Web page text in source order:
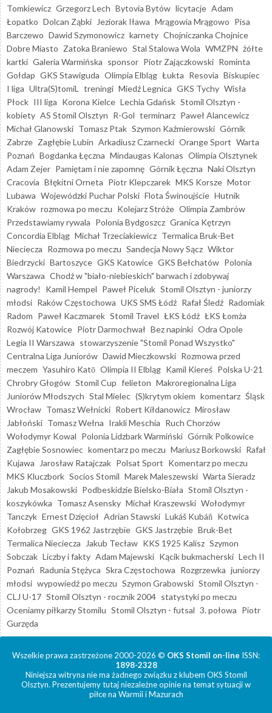
Tomkiewicz Grzegorz Lech Bytovia Bytów licytacje Adam
Łopatko Dolcan Ząbki Jeziorak Iława Mrągowia Mrągowo Pisa
Barczewo Dawid Szymonowicz karnety Chojniczanka Chojnice
Dobre Miasto Zatoka Braniewo Stal Stalowa Wola WMZPN żółte
kartki Galeria Warmińska sponsor Piotr Zajączkowski Rominta
Gołdap GKS Stawiguda Olimpia Elbląg Łukta Resovia Biskupiec
I liga Ultra(S)tomiL treningi Miedź Legnica GKS Tychy Wisła
Płock III liga Korona Kielce Lechia Gdańsk Stomil Olsztyn -
kobiety AS Stomil Olsztyn R-Gol terminarz Paweł Alancewicz
Michał Glanowski Tomasz Ptak Szymon Kaźmierowski Górnik
Zabrze Zagłębie Lubin Arkadiusz Czarnecki Orange Sport Warta
Poznań Bogdanka Łęczna Mindaugas Kalonas Olimpia Olsztynek
Adam Zejer Pamiętam i nie zapomnę Górnik Łęczna Naki Olsztyn
Cracovia Błękitni Orneta Piotr Klepczarek MKS Korsze Motor
Lubawa Wojewódzki Puchar Polski Flota Świnoujście Hutnik
Kraków rozmowa po meczu Kolejarz Stróże Olimpia Zambrów
Przedstawiamy rywala Polonia Bydgoszcz Granica Kętrzyn
Concordia Elbląg Michał Trzeciakiewicz Termalica Bruk-Bet
Nieciecza Rozmowa po meczu Sandecja Nowy Sącz Wiktor
Biedrzycki Bartoszyce GKS Katowice GKS Bełchatów Polonia
Warszawa Chodź w "biało-niebieskich" barwach i zdobywaj
nagrody!
Kamil Hempel Paweł Piceluk Stomil Olsztyn - juniorzy
młodsi Raków Częstochowa UKS SMS Łódź Rafał Śledź Radomiak
Radom Paweł Kaczmarek Stomil Travel ŁKS Łódź ŁKS Łomża
Rozwój Katowice Piotr Darmochwał Bez napinki Odra Opole
Legia II Warszawa stowarzyszenie "Stomil Ponad Wszystko"
Centralna Liga Juniorów Dawid Mieczkowski Rozmowa przed
meczem Yasuhiro Katō Olimpia II Elbląg Kamil Kiereś Polska U-21
Chrobry Głogów Stomil Cup felieton Makroregionalna Liga
Juniorów Młodszych Stal Mielec (S)krytym okiem komentarz Śląsk
Wrocław Tomasz Wełnicki Robert Kiłdanowicz Mirosław
Jabłoński Tomasz Wełna Irakli Meschia Ruch Chorzów
Wołodymyr Kowal Polonia Lidzbark Warmiński Górnik Polkowice
Zagłębie Sosnowiec komentarz po meczu Mariusz Borkowski Rafał
Kujawa
Jarosław Ratajczak Polsat Sport Komentarz po meczu
MKS Kluczbork Socios Stomil Marek Maleszewski Warta Sieradz
Jakub Mosakowski Podbeskidzie Bielsko-Biała Stomil Olsztyn -
koszykówka Tomasz Asensky Michał Kraszewski Wołodymyr
Tanczyk Ernest Dzięcioł Adrian Stawski Lukáš Kubáň Kotwica
Kołobrzeg GKS 1962 Jastrzębie GKS Jastrzębie Bruk-Bet
Termalica Nieciecza
Jakub Tecław KKS 1925 Kalisz Szymon
Sobczak Liczby i fakty Adam Majewski Kącik bukmacherski Lech II
Poznań Radunia Stężyca Skra Częstochowa Rozgrzewka juniorzy
młodsi wypowiedź po meczu Szymon Grabowski Stomil Olsztyn -
CLJ U-17 Stomil Olsztyn - rocznik 2004 statystyki po meczu
Oceniamy piłkarzy Stomilu Stomil Olsztyn - futsal 3. połowa Piotr
Gurzęda
Wszelkie prawa zastrzeżone 2000-2026 © OKS Stomil on-line ISSN:
1898-2328
Niniejsza witryna nie ma żadnego związku z klubem OKS Stomil
Olsztyn. Prezentujemy tutaj niezależne opinie na temat sytuacji w
piłce na Warmii i Mazurach